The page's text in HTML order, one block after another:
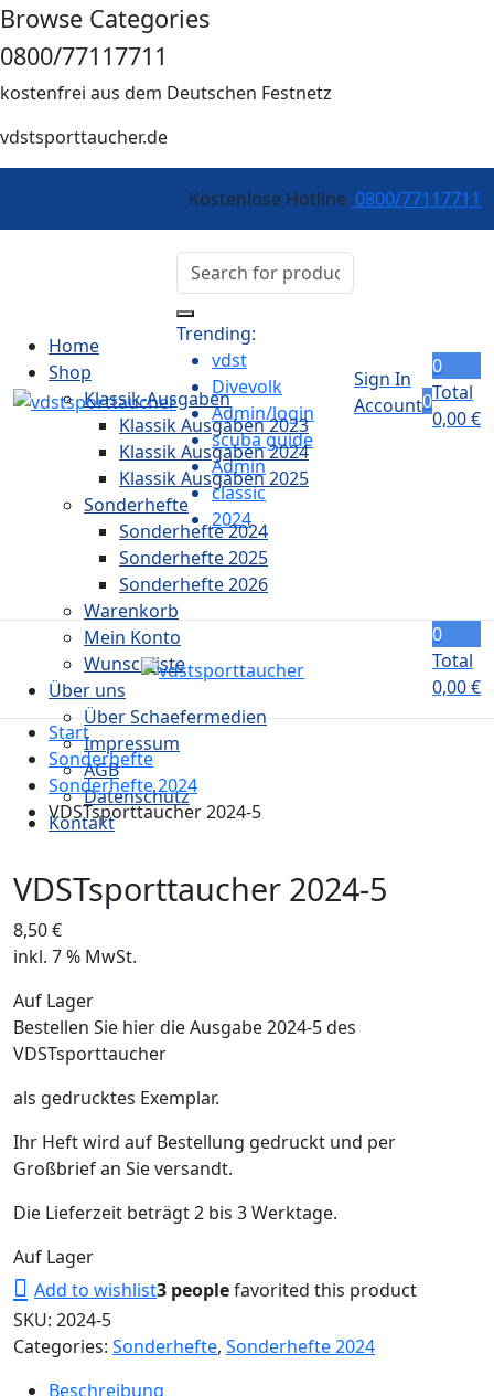
Browse Categories
0800/77117711
kostenfrei aus dem Deutschen Festnetz
vdstsporttaucher.de
Kostenlose Hotline 0800/77117711
Trending:
vdst
Divevolk
Admin/login
scuba guide
Admin
classic
2024
Sign In
Account0
0
Total
0,00€
Home
Shop
Klassik-Ausgaben
Klassik Ausgaben 2023
Klassik Ausgaben 2024
Klassik Ausgaben 2025
Sonderhefte
Sonderhefte 2024
Sonderhefte 2025
Sonderhefte 2026
Warenkorb
Mein Konto
Wunschliste
Über uns
Über Schaefermedien
Impressum
AGB
Datenschutz
Kontakt
0
Total
0,00€
Start
Sonderhefte
Sonderhefte 2024
VDSTsporttaucher 2024-5
VDSTsporttaucher 2024-5
8,50€
inkl. 7 % MwSt.
Auf Lager
Bestellen Sie hier die Ausgabe 2024-5 des
VDSTsporttaucher
als gedrucktes Exemplar.
Ihr Heft wird auf Bestellung gedruckt und per
Großbrief an Sie versandt.
Die Lieferzeit beträgt 2 bis 3 Werktage.
Auf Lager
Add to wishlist3 peoplefavorited this product
SKU: 2024-5
Categories: Sonderhefte, Sonderhefte 2024
Beschreibung